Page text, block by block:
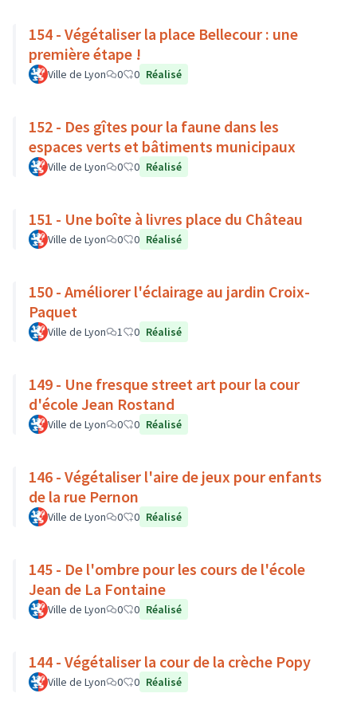
154 - Végétaliser la place Bellecour : une
première étape !
Ville de Lyon 0 0 Réalisé
152 - Des gîtes pour la faune dans les
espaces verts et bâtiments municipaux
Ville de Lyon 0 0 Réalisé
151 - Une boîte à livres place du Château
Ville de Lyon 0 0 Réalisé
150 - Améliorer l'éclairage au jardin Croix-
Paquet
Ville de Lyon 1 0 Réalisé
149 - Une fresque street art pour la cour
d'école Jean Rostand
Ville de Lyon 0 0 Réalisé
146 - Végétaliser l'aire de jeux pour enfants
de la rue Pernon
Ville de Lyon 0 0 Réalisé
145 - De l'ombre pour les cours de l'école
Jean de La Fontaine
Ville de Lyon 0 0 Réalisé
144 - Végétaliser la cour de la crèche Popy
Ville de Lyon 0 0 Réalisé